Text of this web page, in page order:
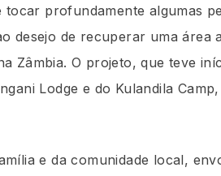
profundamente algumas
desejo de recuperar uma área
Zâmbia. O projeto, que teve
Lodge e do Kulandila
e da comunidade local,